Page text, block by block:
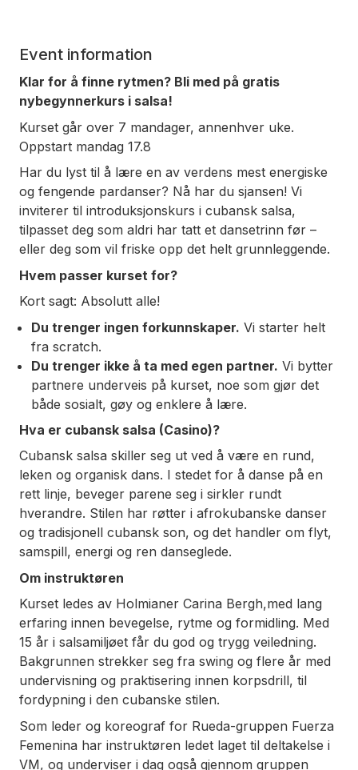
Event information
Klar for å finne rytmen? Bli med på gratis
nybegynnerkurs i salsa!
Kurset går over 7 mandager, annenhver uke.
Oppstart mandag 17.8
Har du lyst til å lære en av verdens mest energiske
og fengende pardanser? Nå har du sjansen! Vi
inviterer til introduksjonskurs i cubansk salsa,
tilpasset deg som aldri har tatt et dansetrinn før –
eller deg som vil friske opp det helt grunnleggende.
Hvem passer kurset for?
Kort sagt: Absolutt alle!
Du trenger ingen forkunnskaper. Vi starter helt
fra scratch.
Du trenger ikke å ta med egen partner. Vi bytter
partnere underveis på kurset, noe som gjør det
både sosialt, gøy og enklere å lære.
Hva er cubansk salsa (Casino)?
Cubansk salsa skiller seg ut ved å være en rund,
leken og organisk dans. I stedet for å danse på en
rett linje, beveger parene seg i sirkler rundt
hverandre. Stilen har røtter i afrokubanske danser
og tradisjonell cubansk son, og det handler om flyt,
samspill, energi og ren danseglede.
Om instruktøren
Kurset ledes av Holmianer Carina Bergh,med lang
erfaring innen bevegelse, rytme og formidling. Med
15 år i salsamiljøet får du god og trygg veiledning.
Bakgrunnen strekker seg fra swing og flere år med
undervisning og praktisering innen korpsdrill, til
fordypning i den cubanske stilen.
Som leder og koreograf for Rueda-gruppen Fuerza
Femenina har instruktøren ledet laget til deltakelse i
VM, og underviser i dag også gjennom gruppen